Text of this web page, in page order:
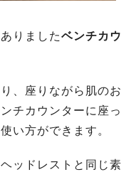
りましたベンチカウ
、座りながら肌のお
チカウンターに座っ
い方ができます。
ッドレストと同じ素